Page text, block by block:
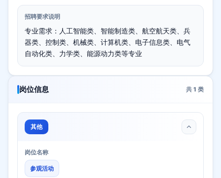
招聘要求说明
专业需求：人工智能类、智能制造类、航空航天类、兵
器类、控制类、机械类、计算机类、电子信息类、电气
自动化类、力学类、能源动力类等专业
岗位信息 共 1 类
其他
岗位名称
参观活动